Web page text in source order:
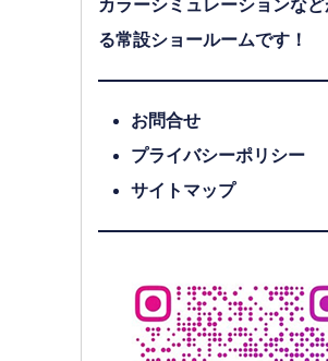
カラーシミュレーションなど
る常設ショールームです！
お問合せ
プライバシーポリシー
サイトマップ